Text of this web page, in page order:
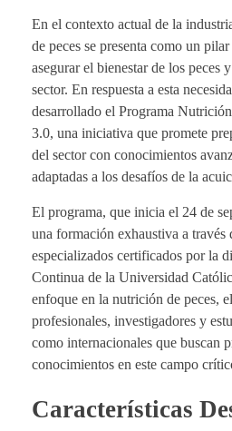
En el contexto actual de la
de peces se presenta como un
asegurar el bienestar de los peces
sector. En respuesta a esta
desarrollado el Programa
3.0, una iniciativa que promete
del sector con conocimientos
adaptadas a los desafíos de la
El programa, que inicia el 24 de
una formación exhaustiva a través
especializados certificados por la
Continua de la Universidad
enfoque en la nutrición de peces,
profesionales, investigadores y
como internacionales que buscan
conocimientos en este campo
Características